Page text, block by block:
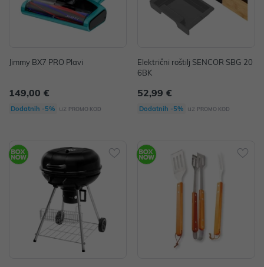
Jimmy BX7 PRO Plavi
149,00 €
Dodatnih -5% uz PROMO KOD
Električni roštilj SENCOR SBG 20
6BK
52,99 €
Dodatnih -5% uz PROMO KOD